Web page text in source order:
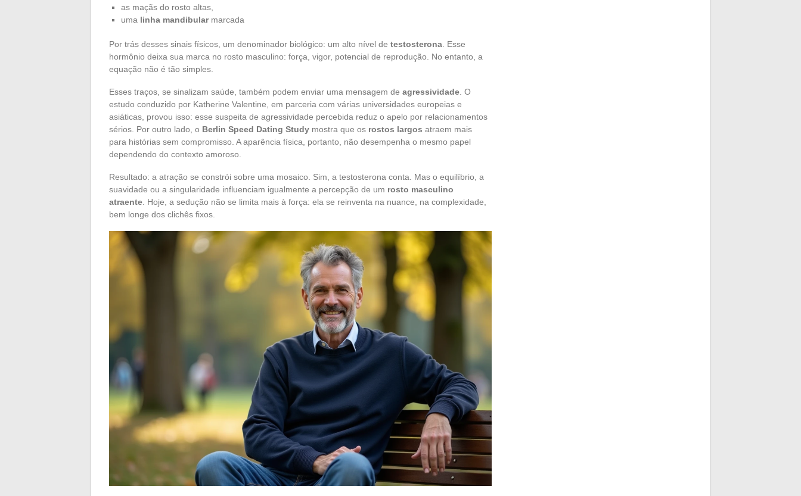
as maçãs do rosto altas,
uma linha mandibularmarcada
Por trás desses sinais físicos, um denominador biológico: um alto nível de testosterona . Esse
hormônio deixa sua marca no rosto masculino: força, vigor, potencial de reprodução. No entanto, a
equação não é tão simples.
Esses traços, se sinalizam saúde, também podem enviar uma mensagem de agressividade . O
estudo conduzido por Katherine Valentine, em parceria com várias universidades europeias e
asiáticas, provou isso: esse suspeita de agressividade percebida reduz o apelo por relacionamentos
sérios. Por outro lado, o Berlin Speed Dating Study mostra que os rostos largos atraem mais
para histórias sem compromisso. A aparência física, portanto, não desempenha o mesmo papel
dependendo do contexto amoroso.
Resultado: a atração se constrói sobre uma mosaico. Sim, a testosterona conta. Mas o equilíbrio, a
suavidade ou a singularidade influenciam igualmente a percepção de um rosto masculino
atraente . Hoje, a sedução não se limita mais à força: ela se reinventa na nuance, na complexidade,
bem longe dos clichês fixos.